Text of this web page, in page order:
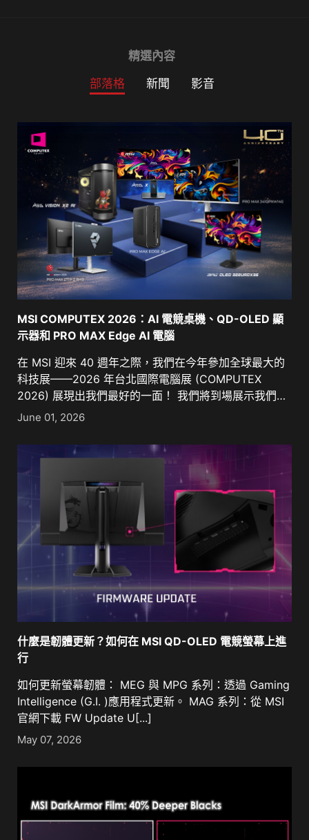
精選內容
部落格
新聞 影音
MSI COMPUTEX 2026：AI 電競桌機、QD-OLED 顯
示器和 PRO MAX Edge AI 電腦
在 MSI 迎來 40 週年之際，我們在今年參加全球最大的
科技展——2026 年台北國際電腦展 (COMPUTEX
2026) 展現出我們最好的一面！ 我們將到場展示我們一
直在努力研發的成果，以及未[...]
June 01, 2026
什麼是韌體更新？如何在 MSI QD-OLED 電競螢幕上進
行
如何更新螢幕韌體： MEG 與 MPG 系列：透過 Gaming
Intelligence (G.I. )應用程式更新。 MAG 系列：從 MSI
官網下載 FW Update U[...]
May 07, 2026